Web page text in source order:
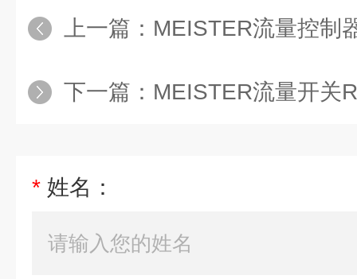
上一篇： MEISTER流量控制器
下一篇： MEISTER流量开关
* 姓名：